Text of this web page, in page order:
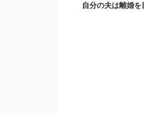
自分の夫は離婚